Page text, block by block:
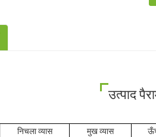
उत्पाद
निचला व्यास मुख व्यास